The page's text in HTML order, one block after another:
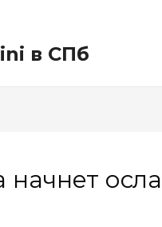
в СПб
начнет